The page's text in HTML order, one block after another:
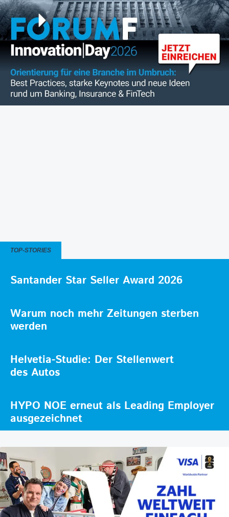
TOP-STORIES
Santander Star Seller Award 2026
Warum noch mehr Zeitungen sterben
werden
Helvetia-Studie: Der Stellenwert
des Autos
HYPO NOE erneut als Leading Employer
ausgezeichnet